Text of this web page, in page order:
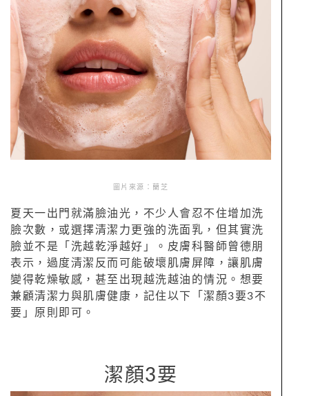
圖片來源：蘭芝
夏天一出門就滿臉油光，不少人會忍不住增加洗
臉次數，或選擇清潔力更強的洗面乳，但其實洗
臉並不是「洗越乾淨越好」。皮膚科醫師曾德朋
表示，過度清潔反而可能破壞肌膚屏障，讓肌膚
變得乾燥敏感，甚至出現越洗越油的情況。想要
兼顧清潔力與肌膚健康，記住以下「潔顏3要3不
要」原則即可。
潔顏3要